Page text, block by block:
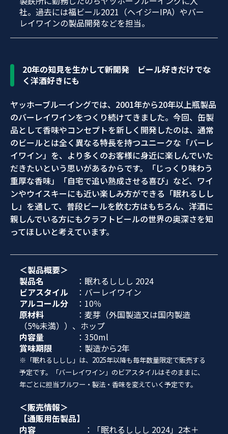
社。過去には福ビール2021（ヘイジーIPA）やバー
レイワインの製品開発などを担当。
20年の知見を生かして新開発 ビール好きだけでな
く洋酒好きにも
ヤッホーブルーイングでは、2001年から20年以上瓶製品
のバーレイワインをつくり続けてきました。今回、缶製
品として香味やコンセプトを新しく開発したのは、通常
のビールとは全く異なる特長を持つユニークな「バーレ
イワイン」を、より多くのお客様に身近に楽しんでいた
だきたいという思いがあるからです。「じっくり味わう
重厚な香味」「自宅で追い熟成させる喜び」など、ワイ
ンやウイスキーにも近い楽しみ方ができる「眠れるしし
し」を通して、普段ビールを飲む方はもちろん、洋酒に
親しんでいる方にもクラフトビールの世界の奥深さを知
ってほしいと考えています。
＜製品概要＞
製品名 ：眠れるししし 2024
ビアスタイル ：バーレイワイン
アルコール分 ：10％
原材料 ：麦芽（外国製造又は国内製造
（5%未満））、ホップ
内容量
：350ml
賞味期限
：製造から2年
※「眠れるししし」は、2025年以降も毎年数量限定で販売する
予定です。「バーレイワイン」のビアスタイルはそのままに、
年ごとに担当ブルワー・製法・香味を変えていく予定です。
＜販売情報＞
【通販用缶製品】
内容
：「眠れるししし 2024」2本＋